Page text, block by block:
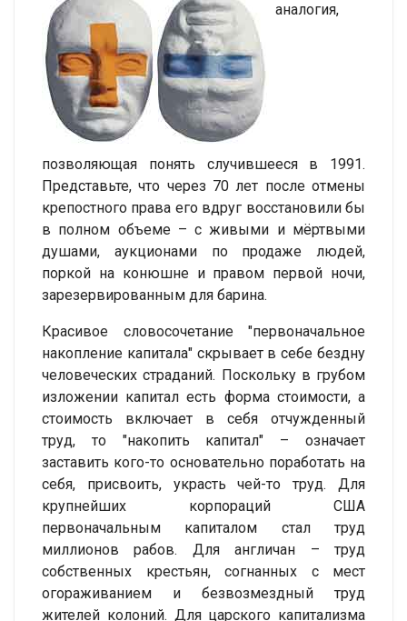
аналогия,
позволяющая понять случившееся в 1991.
Представьте, что через 70 лет после отмены
крепостного права его вдруг восстановили бы
в полном объеме – с живыми и мёртвыми
душами, аукционами по продаже людей,
поркой на конюшне и правом первой ночи,
зарезервированным для барина.
Красивое словосочетание "первоначальное
накопление капитала" скрывает в себе бездну
человеческих страданий. Поскольку в грубом
изложении капитал есть форма стоимости, а
стоимость включает в себя отчужденный
труд, то "накопить капитал" – означает
заставить кого-то основательно поработать на
себя, присвоить, украсть чей-то труд. Для
крупнейших корпораций США
первоначальным капиталом стал труд
миллионов рабов. Для англичан – труд
собственных крестьян, согнанных с мест
огораживанием и безвозмездный труд
жителей колоний. Для царского капитализма